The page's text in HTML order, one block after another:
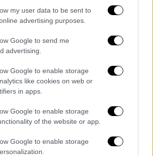
my user data to be sent to
advertising purposes.
Google to send me
advertising.
Google to enable storage
like cookies on web or
in apps.
Google to enable storage
of the website or app.
Google to enable storage
17:29
σώθηκαν έπειτα από
βρέθηκε εντελώς